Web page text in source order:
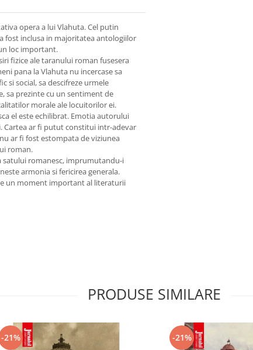
opera a lui Vlahuta. Cel putin
fost inclusa in majoritatea antologiilor
loc important.
fizice ale taranului roman fusesera
pana la Vlahuta nu incercase sa
si social, sa descifreze urmele
sa prezinte cu un sentiment de
morale ale locuitorilor ei.
el este echilibrat. Emotia autorului
Cartea ar fi putut constitui intr-adevar
ar fi fost estompata de viziunea
roman.
satului romanesc, imprumutandu-i
armonia si fericirea generala.
un moment important al literaturii
PRODUSE SIMILARE
-21% -21%